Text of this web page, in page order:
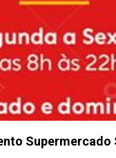
Supermercado